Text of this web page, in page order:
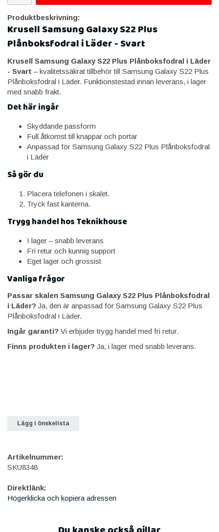
Produktbeskrivning:
Krusell Samsung Galaxy S22 Plus
Plånboksfodral i Läder - Svart
Krusell Samsung Galaxy S22 Plus Plånboksfodral i Läder
- Svart – kvalitetssäkrat tillbehör till Samsung Galaxy S22 Plus
Plånboksfodral i Läder. Funktionstestad innan leverans, i lager
med snabb frakt.
Det här ingår
Skyddande passform
Full åtkomst till knappar och portar
Anpassad för Samsung Galaxy S22 Plus Plånboksfodral
i Läder
Så gör du
Placera telefonen i skalet.
Tryck fast kanterna.
Trygg handel hos Teknikhouse
I lager – snabb leverans
Fri retur och kunnig support
Eget lager och grossist
Vanliga frågor
Passar skalen Samsung Galaxy S22 Plus Plånboksfodral
i Läder? Ja, den är anpassad för Samsung Galaxy S22 Plus
Plånboksfodral i Läder.
Ingår garanti? Vi erbjuder trygg handel med fri retur.
Finns produkten i lager? Ja, i lager med snabb leverans.
Lägg i önskelista
Artikelnummer:
SKU8348
Direktlänk:
Högerklicka och kopiera adressen